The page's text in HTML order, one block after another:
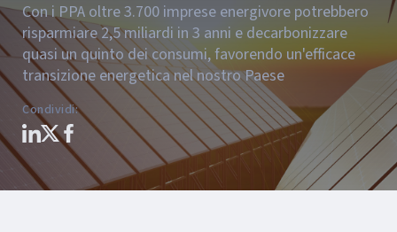
Con i PPA oltre 3.700 imprese energivore potrebbero
risparmiare 2,5 miliardi in 3 anni e decarbonizzare
quasi un quinto dei consumi, favorendo un'efficace
transizione energetica nel nostro Paese
Condividi: